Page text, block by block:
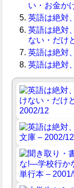
い・お金か
英語は絶対
英語は絶対
ない・だけ
英語は絶対
英語は絶対